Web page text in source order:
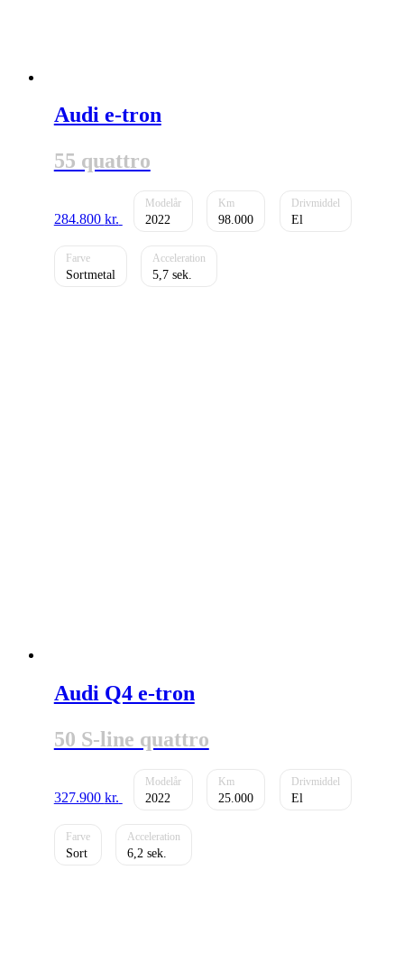
Audi e-tron
55 quattro
284.800 kr. 2022 98.000 El
Sortmetal 5,7
Audi Q4 e-tron
50 S-line quattro
327.900 kr. 2022 25.000 El
Sort 6,2